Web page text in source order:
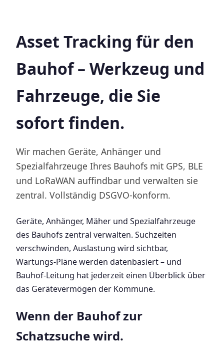
Asset Tracking für den
Bauhof – Werkzeug und
Fahrzeuge, die Sie
sofort finden.
Wir machen Geräte, Anhänger und
Spezialfahrzeuge Ihres Bauhofs mit GPS, BLE
und LoRaWAN auffindbar und verwalten sie
zentral. Vollständig DSGVO-konform.
Geräte, Anhänger, Mäher und Spezialfahrzeuge
des Bauhofs zentral verwalten. Suchzeiten
verschwinden, Auslastung wird sichtbar,
Wartungs-Pläne werden datenbasiert – und
Bauhof-Leitung hat jederzeit einen Überblick über
das Gerätevermögen der Kommune.
Wenn der Bauhof zur
Schatzsuche wird.